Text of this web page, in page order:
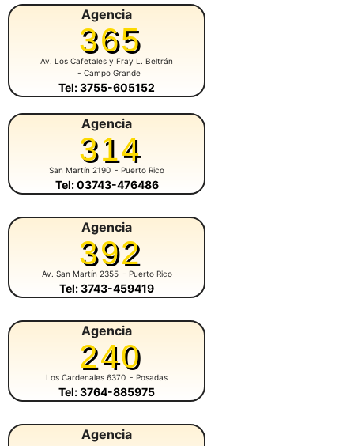
Agencia
365
Av. Los Cafetales y Fray L. Beltrán
- Campo Grande
Tel: 3755-605152
Agencia
314
San Martín 2190 - Puerto Rico
Tel: 03743-476486
Agencia
392
Av. San Martín 2355 - Puerto Rico
Tel: 3743-459419
Agencia
240
Los Cardenales 6370 - Posadas
Tel: 3764-885975
Agencia